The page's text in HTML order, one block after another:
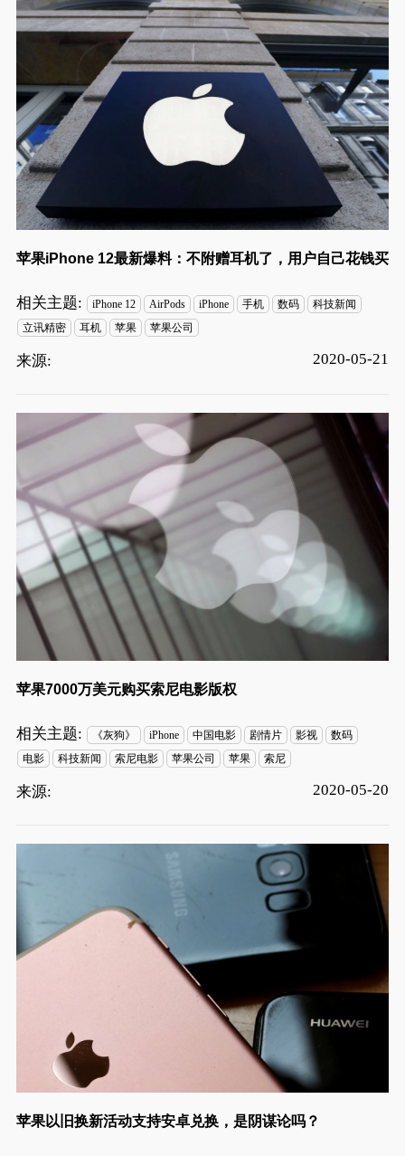
苹果iPhone 12最新爆料：不附赠耳机了，用户自己花钱买
相关主题: iPhone 12 AirPods iPhone 手机 数码
科技新闻
立讯精密
耳机 苹果 苹果公司
来源: 2020-05-21
苹果7000万美元购买索尼电影版权
相关主题: 《灰狗》 iPhone 中国电影 剧情片 影视
数码
电影
科技新闻 索尼电影 苹果公司 苹果 索尼
来源: 2020-05-20
苹果以旧换新活动支持安卓兑换，是阴谋论吗？